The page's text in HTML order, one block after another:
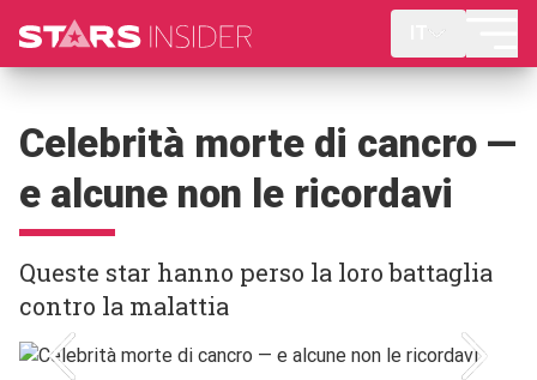
Celebrità morte di cancro —
e alcune non le ricordavi
Queste star hanno perso la loro battaglia
contro la malattia